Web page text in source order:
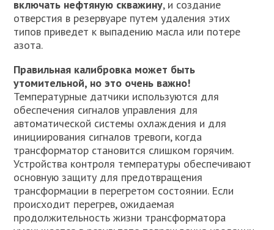
включать нефтяную скважину, и создание
отверстия в резервуаре путем удаления этих
типов приведет к выпадению масла или потере
азота.
Правильная калибровка может быть
утомительной, но это очень важно!
Температурные датчики используются для
обеспечения сигналов управления для
автоматической системы охлаждения и для
инициирования сигналов тревоги, когда
трансформатор становится слишком горячим.
Устройства контроля температуры обеспечивают
основную защиту для предотвращения
трансформации в перегретом состоянии. Если
происходит перегрев, ожидаемая
продолжительность жизни трансформатора